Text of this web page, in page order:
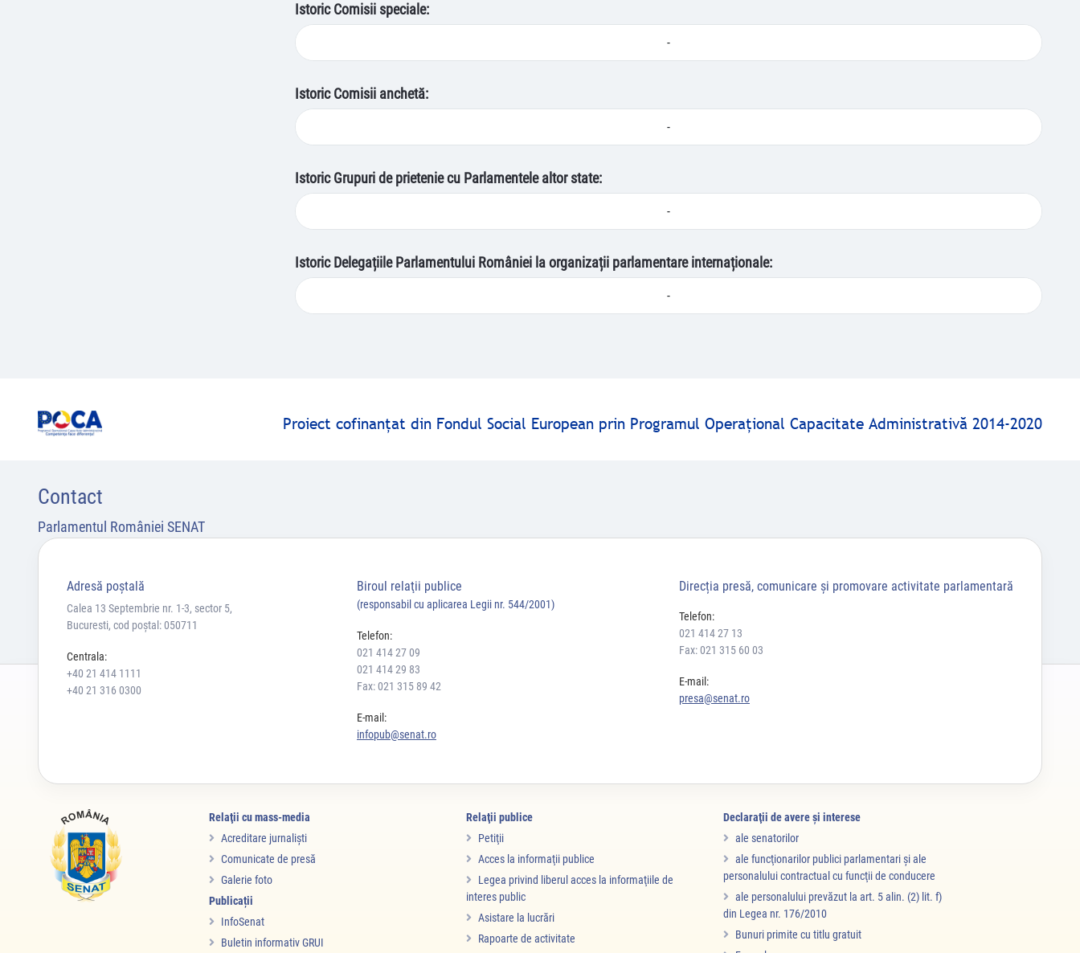
Istoric Comisii speciale:
-
Istoric Comisii anchetă:
-
Istoric Grupuri de prietenie cu Parlamentele altor state:
-
Istoric Delegațiile Parlamentului României la organizații parlamentare internaționale:
-
Proiect cofinanţat din Fondul Social European prin Programul Operaţional Capacitate Administrativă 2014-2020
Contact
Parlamentul României SENAT
Adresă poştală
Calea 13 Septembrie nr. 1-3, sector 5,
Bucuresti, cod poștal: 050711
Centrala:
+40 21 414 1111
+40 21 316 0300
Biroul relaţii publice
(responsabil cu aplicarea Legii nr. 544/2001)
Telefon:
021 414 27 09
021 414 29 83
Fax: 021 315 89 42
E-mail:
infopub@senat.ro
Direcția presă, comunicare și promovare activitate parlamentară
Telefon:
021 414 27 13
Fax: 021 315 60 03
E-mail:
presa@senat.ro
Relaţii cu mass-media
Acreditare jurnalişti
Comunicate de presă
Galerie foto
Publicații
InfoSenat
Buletin informativ GRUI
Relaţii publice
Petiţii
Acces la informaţii publice
Legea privind liberul acces la informaţiile de
interes public
Asistare la lucrări
Rapoarte de activitate
Declaraţii de avere şi interese
ale senatorilor
ale funcţionarilor publici parlamentari şi ale
personalului contractual cu funcţii de conducere
ale personalului prevăzut la art. 5 alin. (2) lit. f)
din Legea nr. 176/2010
Bunuri primite cu titlu gratuit